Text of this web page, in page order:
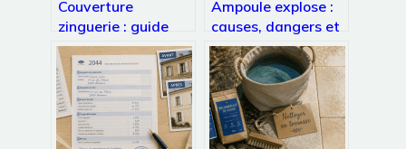
Couverture
zinguerie : guide
complet pour un toit
durable et bien
protégé
Ampoule explose :
causes, dangers et
solutions simples